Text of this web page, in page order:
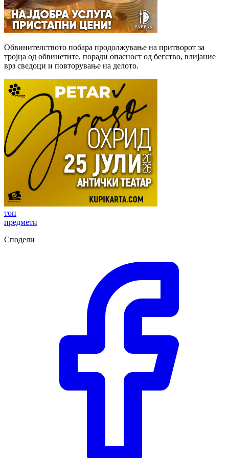
Обвинителството побара продолжување на притворот за
тројца од обвинетите, поради опасност од бегство, влијание
врз сведоци и повторување на делото.
топ
предмети
Сподели